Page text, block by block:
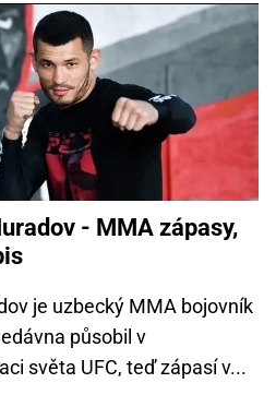
- MMA zápasy,
je uzbecký MMA bojovník
působil v
světa UFC, teď zápasí v...